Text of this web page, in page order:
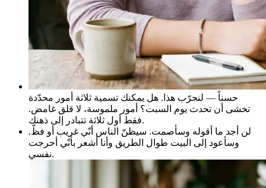
حسناً — لنجرّب هذا. هل يمكنك تسمية ثلاثة أمور محدّدة
تخشى أن تحدث يوم السبت؟ أمور ملموسة، لا قلق غامض.
فقط أول ثلاثة تتبادر إلى ذهنك.
لن أجد ما أقوله وسأصمت. سيظنّ الناس أنّي غريب أو فظّ.
وسأعود إلى البيت طوال الطريق وأنا أشعر بأنّي أحرجت
نفسي.